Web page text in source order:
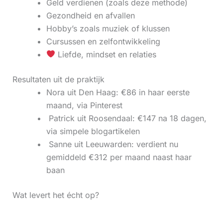
Geld verdienen (zoals deze methode)
Gezondheid en afvallen
Hobby’s zoals muziek of klussen
Cursussen en zelfontwikkeling
Liefde, mindset en relaties
Resultaten uit de praktijk
Nora uit Den Haag: €86 in haar eerste
maand, via Pinterest
‍ Patrick uit Roosendaal: €147 na 18 dagen,
via simpele blogartikelen
‍ Sanne uit Leeuwarden: verdient nu
gemiddeld €312 per maand naast haar
baan
Wat levert het écht op?